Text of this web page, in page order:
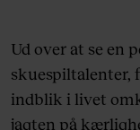
Ud over at se en
skuespiltalenter,
indblik i livet
jagten på